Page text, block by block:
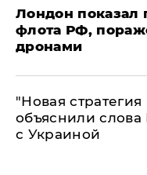
Лондон показал
флота РФ,
дронами
"Новая
объяснили
с Украиной